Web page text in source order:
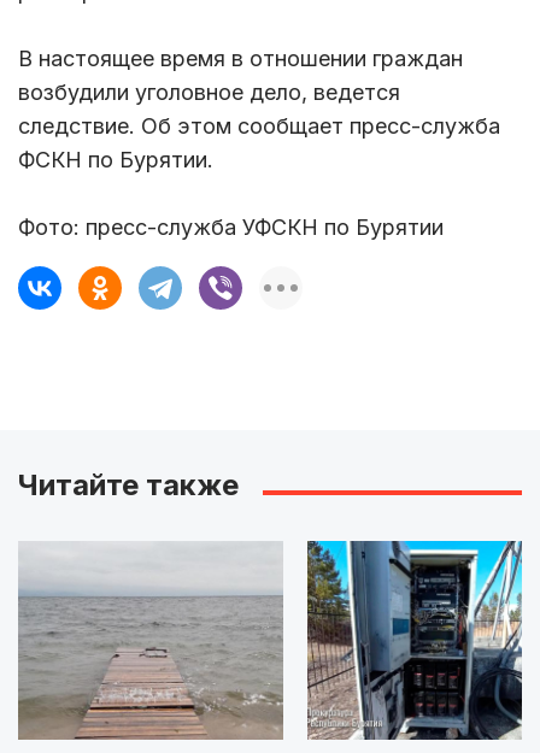
В настоящее время в отношении граждан
возбудили уголовное дело, ведется
следствие. Об этом сообщает пресс-служба
ФСКН по Бурятии.
Фото: пресс-служба УФСКН по Бурятии
Читайте также